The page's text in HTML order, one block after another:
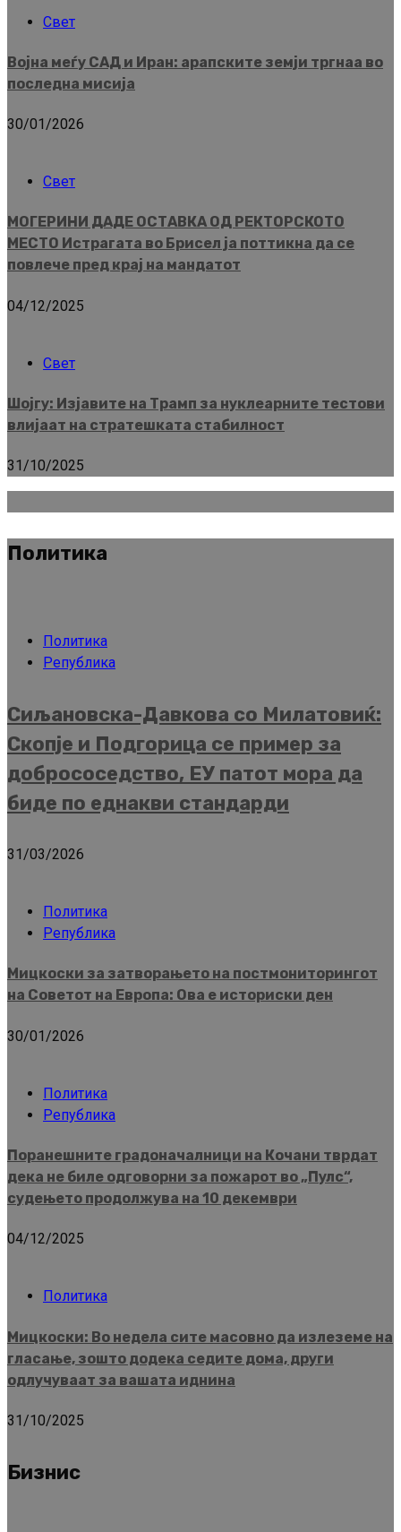
Свет
Војна меѓу САД и Иран: арапските земји тргнаа во
последна мисија
30/01/2026
Свет
МОГЕРИНИ ДАДЕ ОСТАВКА ОД РЕКТОРСКОТО
МЕСТО Истрагата во Брисел ја поттикна да се
повлече пред крај на мандатот
04/12/2025
Свет
Шојгу: Изјавите на Трамп за нуклеарните тестови
влијаат на стратешката стабилност
31/10/2025
Политика
Политика
Република
Сиљановска-Давкова со Милатовиќ:
Скопје и Подгорица се пример за
добрососедство, ЕУ патот мора да
биде по еднакви стандарди
31/03/2026
Политика
Република
Мицкоски за затворањето на постмониторингот
на Советот на Европа: Ова е историски ден
30/01/2026
Политика
Република
Поранешните градоначалници на Кочани тврдат
дека не биле одговорни за пожарот во „Пулс“,
судењето продолжува на 10 декември
04/12/2025
Политика
Мицкоски: Во недела сите масовно да излеземе на
гласање, зошто додека седите дома, други
одлучуваат за вашата иднина
31/10/2025
Бизнис